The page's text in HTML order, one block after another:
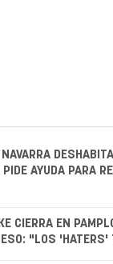
AYUDA PARA
CIERRA EN
"LOS 'HATERS'